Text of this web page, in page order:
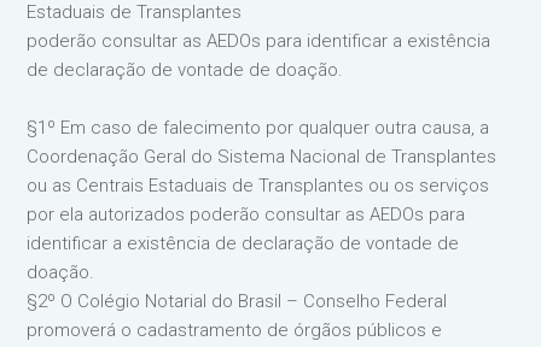
Estaduais de Transplantes
poderão consultar as AEDOs para identificar a existência
de declaração de vontade de doação.
§1º Em caso de falecimento por qualquer outra causa, a
Coordenação Geral do Sistema Nacional de Transplantes
ou as Centrais Estaduais de Transplantes ou os serviços
por ela autorizados poderão consultar as AEDOs para
identificar a existência de declaração de vontade de
doação.
§2º O Colégio Notarial do Brasil – Conselho Federal
promoverá o cadastramento de órgãos públicos e